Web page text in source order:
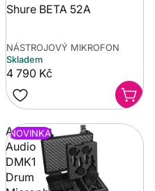
Shure BETA 52A
NÁSTROJOVÝ MIKROFON
Skladem
4 790 Kč
Austrian
Audio
DMK1
Drum
NOVINKA